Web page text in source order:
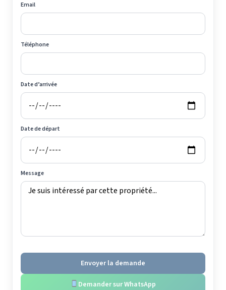
Email
Téléphone
Date d’arrivée
Date de départ
Message
Envoyer la demande
Demander sur WhatsApp